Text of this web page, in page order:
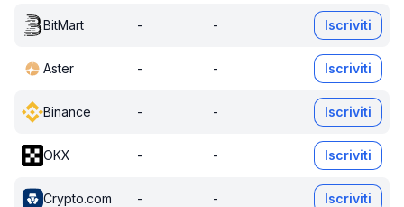
BitMart - - Iscriviti
Aster - - Iscriviti
Binance - - Iscriviti
OKX - - Iscriviti
Crypto.com - - Iscriviti